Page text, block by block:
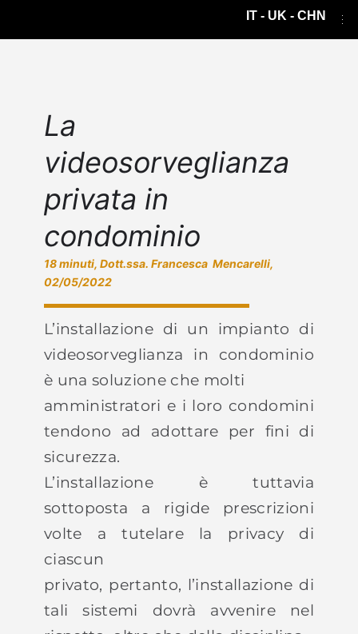
La
videosorveglianza
privata in
condominio
18 minuti, Dott.ssa. Francesca Mencarelli,
02/05/2022
L’installazione di un impianto di
videosorveglianza in condominio
è una soluzione che molti
amministratori e i loro condomini
tendono ad adottare per fini di
sicurezza.
L’installazione è tuttavia
sottoposta a rigide prescrizioni
volte a tutelare la privacy di
ciascun
privato, pertanto, l’installazione di
tali sistemi dovrà avvenire nel
IT - UK - CHN